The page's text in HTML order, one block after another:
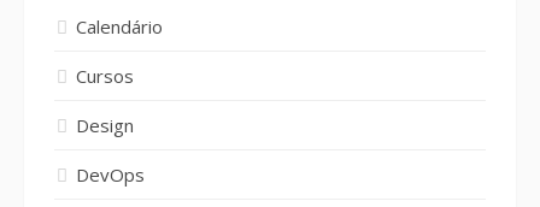
Calendário
Cursos
Design
DevOps